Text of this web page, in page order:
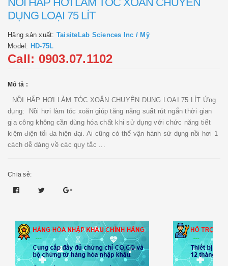
DỤNG LOẠI 75 LÍT
Hãng sản xuất: TaisiteLab Sciences Inc / Mỹ
Model: HD-75L
Call: 0903.07.1102
Mô tả :
NỒI HẤP HƠI LÀM TÓC XOĂN CHUYÊN DỤNG LOẠI 75 LÍT Ứng
dụng: Nồi hơi làm tóc xoăn giúp tăng năng suất rút ngắn thời gian
gia công không cần dùng hóa chất khi sử dụng với chức năng tiết
kiệm điện tối đa hiện đại. Ai cũng có thể vận hành sử dụng nồi hơi 1
cách dễ dàng về các quy tắc ...
Chia sẻ: